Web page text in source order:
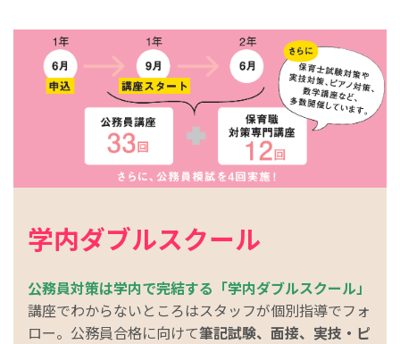
学内ダブルスクール
公務員対策は学内で完結する「学内ダブルスクール」
講座でわからないところはスタッフが個別指導でフォ
ロー。公務員合格に向けて筆記試験、面接、実技・ピ